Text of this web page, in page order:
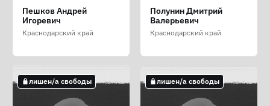
Остапчук Роман
Владимирович
Краснодарский край
Панков Алексей
Алексеевич
Краснодарский край
Патанин Богдан
Игоревич
Краснодарский край
не лишен/а свободы
Пешков Андрей
Игоревич
Краснодарский край
Полунин Дмитрий
Валерьевич
Краснодарский край
лишен/а свободы лишен/а свободы
лишен/а свободы лишен/а свободы